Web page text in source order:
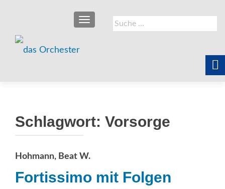
Suche
nach:
SCHALTE NAVIGATION
Schlagwort: Vorsorge
Hohmann, Beat W.
Fortissimo mit Folgen